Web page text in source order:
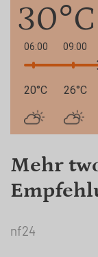
30°C
06:00 09:00
20°C 26°C
Mehr
nf24